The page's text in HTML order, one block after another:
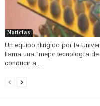
Noticias
Un equipo dirigido por la
llama una "mejor tecnología
conducir a...